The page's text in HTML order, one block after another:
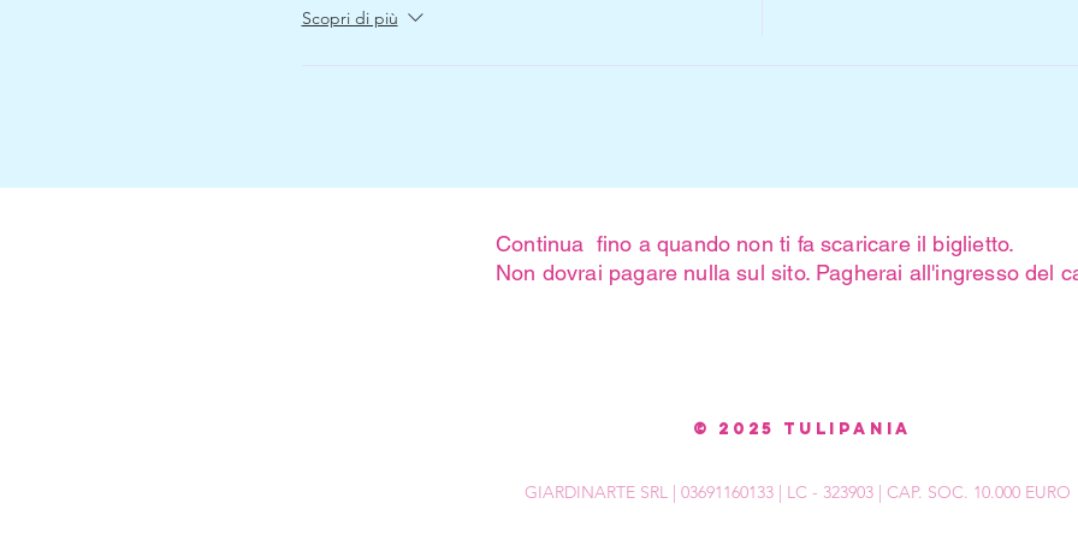
Scopri di più
Continua fino a quando non ti fa scaricare il biglietto.
Non dovrai pagare nulla sul sito. Pagherai all'ingresso del
© 2025 Tulipania
GIARDINARTE SRL | 03691160133 | LC - 323903 | CAP. SOC. 10.000 EURO